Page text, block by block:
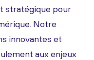
stratégique pour
Notre
innovantes et
aux enjeux